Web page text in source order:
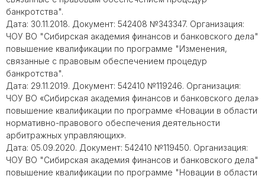
банкротства".
Дата: 30.11.2018. Документ: 542408 №343347. Организация:
ЧОУ ВО "Сибирская академия финансов и банковского дела"
повышение квалификации по программе "Изменения,
связанные с правовым обеспечением процедур
банкротства".
Дата: 29.11.2019. Документ: 542410 №119246. Организация:
ЧОУ ВО «Сибирская академия финансов и банковского дела»
повышение квалификации по программе «Новации в области
нормативно-правового обеспечения деятельности
арбитражных управляющих».
Дата: 05.09.2020. Документ: 542410 №119450. Организация:
ЧОУ ВО "Сибирская академия финансов и банковского дела"
повышение квалификации по программе "Новации в области